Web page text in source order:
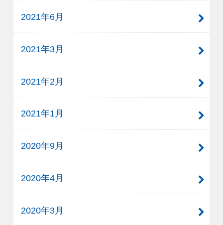
2021年6月
2021年3月
2021年2月
2021年1月
2020年9月
2020年4月
2020年3月